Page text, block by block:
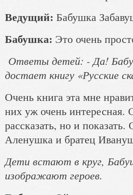
Ведущий: Бабушка
Бабушка: Это очень
Ответы детей: - Да!
достает книгу «Русские
Очень книга эта мне
них уж очень интересная.
рассказать, но и
Аленушка и братец
Дети встают в круг,
изображают героев.